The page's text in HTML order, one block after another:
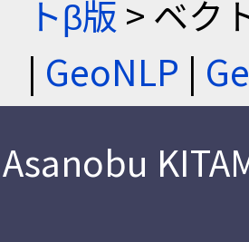
トβ版 > ベク
| GeoNLP |
Asanobu